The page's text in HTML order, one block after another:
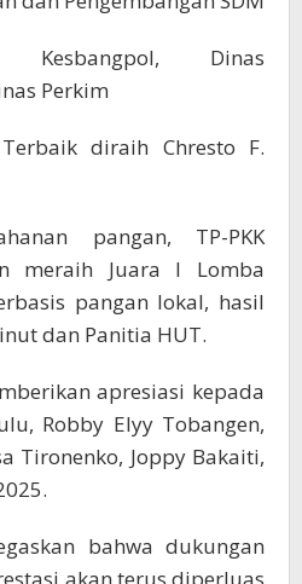
Dinas
Perkim
diraih Chresto F.
pangan, TP-PKK
meraih Juara I Lomba
pangan lokal, hasil
dan Panitia HUT.
apresiasi kepada
Robby Elyy Tobangen,
Tironenko, Joppy Bakaiti,
bahwa dukungan